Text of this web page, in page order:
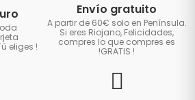
eliges !
Envío gratuito
A partir de 60€ solo en Península.
Si eres Riojano, Felicidades,
compres lo que compres es
!GRATIS !